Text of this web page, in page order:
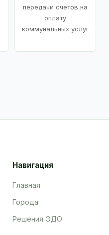
передачи счетов на
оплату
коммунальных услуг
Навигация
Главная
Города
Решения ЭДО